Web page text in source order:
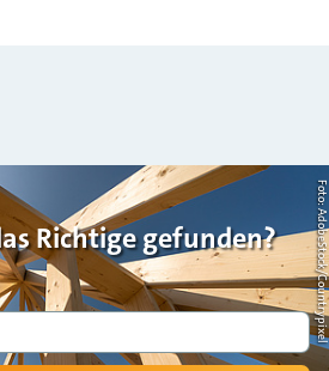
Richtige gefunden? Foto: AdobeStock/Countrypixel